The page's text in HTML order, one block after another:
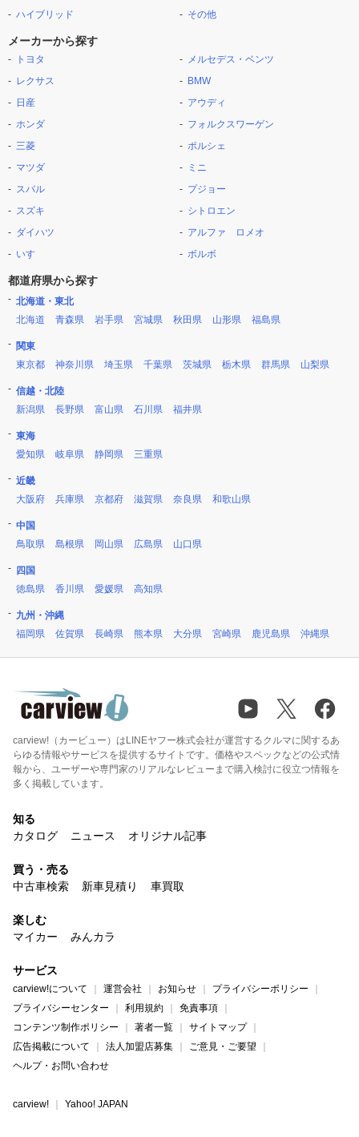
ハイブリッド
その他
メーカーから探す
トヨタ
レクサス
日産
ホンダ
三菱
マツダ
スバル
スズキ
ダイハツ
いすゞ
メルセデス・ベンツ
BMW
アウディ
フォルクスワーゲン
ポルシェ
ミニ
プジョー
シトロエン
アルファ ロメオ
ボルボ
都道府県から探す
北海道・東北
北海道
青森県 岩手県 宮城県 秋田県 山形県 福島県
関東
東京都
神奈川県 埼玉県 千葉県 茨城県 栃木県 群馬県 山梨県
信越・北陸
新潟県
長野県 富山県 石川県 福井県
東海
愛知県
岐阜県 静岡県 三重県
近畿
大阪府
兵庫県 京都府 滋賀県 奈良県 和歌山県
中国
鳥取県
島根県 岡山県 広島県 山口県
四国
徳島県
香川県 愛媛県 高知県
九州・沖縄
福岡県
佐賀県 長崎県 熊本県 大分県 宮崎県 鹿児島県 沖縄県
carview!（カービュー）はLINEヤフー株式会社が運営するクルマに関するあ
らゆる情報やサービスを提供するサイトです。価格やスペックなどの公式情
報から、ユーザーや専門家のリアルなレビューまで購入検討に役立つ情報を
多く掲載しています。
知る
カタログ
ニュース オリジナル記事
買う・売る
中古車検索
新車見積り 車買取
楽しむ
マイカー
みんカラ
サービス
carview!について 運営会社 お知らせ
プライバシーポリシー
プライバシーセンター
利用規約
免責事項
コンテンツ制作ポリシー
著者一覧
サイトマップ
広告掲載について
法人加盟店募集
ご意見・ご要望
ヘルプ・お問い合わせ
carview! Yahoo! JAPAN